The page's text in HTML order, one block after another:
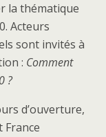
la thématique
Acteurs
sont invités à
: Comment
?
d’ouverture,
France